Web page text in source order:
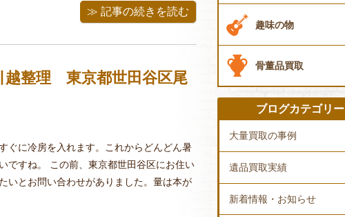
≫ 記事の続きを読む
整理 東京都世田谷区尾
ぐに冷房を入れます。これからどんどん暑
ですね。 この前、東京都世田谷区にお住い
いとお問い合わせがありました。量は本が
趣味の物
骨董品買取
ブログカテゴリー
大量買取の事例
遺品買取実績
新着情報・お知らせ